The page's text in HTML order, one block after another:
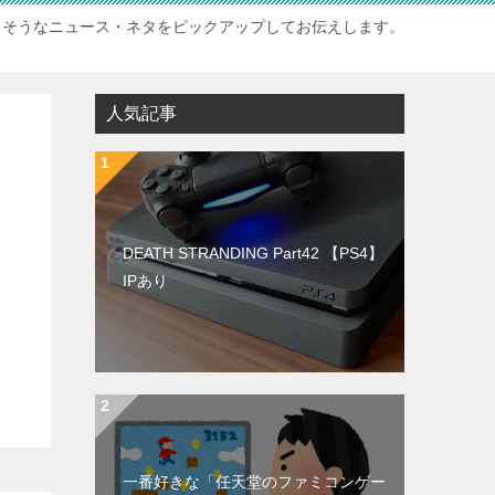
うなニュース・ネタをピックアップしてお伝えします。
人気記事
DEATH STRANDING Part42 【PS4】
IPあり
一番好きな「任天堂のファミコンゲー